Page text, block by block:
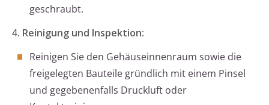
geschraubt.
4. Reinigung und Inspektion:
Reinigen Sie den Gehäuseinnenraum sowie die
freigelegten Bauteile gründlich mit einem Pinsel
und gegebenenfalls Druckluft oder